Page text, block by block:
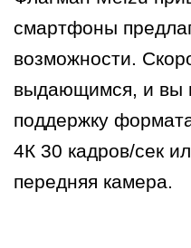
смартфоны
возможности.
выдающимся, и вы
поддержку
4К 30 кадров/сек
передняя камера.